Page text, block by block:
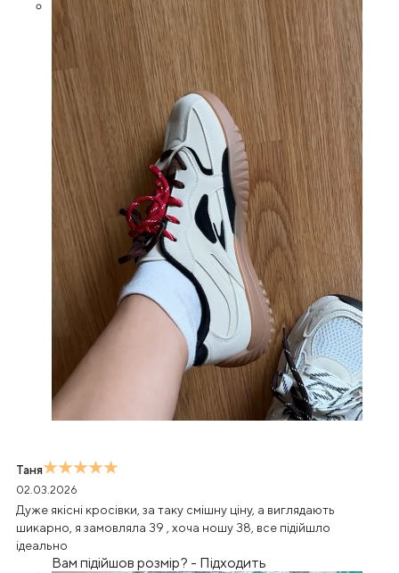
Таня
02.03.2026
Дуже якісні кросівки, за таку смішну ціну, а виглядають
шикарно, я замовляла 39 , хоча ношу 38, все підійшло
ідеально
Вам підійшов розмір? - Підходить